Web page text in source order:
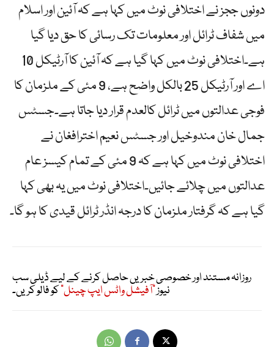
دونوں ججز نے اختلافی نوٹ میں کہا ہے کہ آئین اور اسلام
میں شفاف ٹرائل اور معلومات تک رسائی کا حق دیا گیا
ہے۔اختلافی نوٹ میں کہا گیا ہے کہ آئین کا آرٹیکل 10
اے اور آرٹیکل 25 بالکل واضح ہے، 9 مئی کے ملزمان کا
فوجی عدالتوں میں ٹرائل کالعدم قرار دیا جاتا ہے۔جسٹس
جمال خان مندوخیل اور جسٹس نعیم اخترافغان نے
اختلافی نوٹ میں کہا ہے کہ 9 مئی کے تمام کیسز عام
عدالتوں میں چلائے جائیں۔اختلافی نوٹ میں یہ بھی کہا
گیا ہے کہ گرفتار ملزمان کا درجہ انڈر ٹرائل قیدی کا ہو گا۔
روزانہ مستند اور خصوصی خبریں حاصل کرنے کے لیے ڈیلی سب
نیوز"آفیشل واٹس ایپ چینل"کو فالو کریں۔